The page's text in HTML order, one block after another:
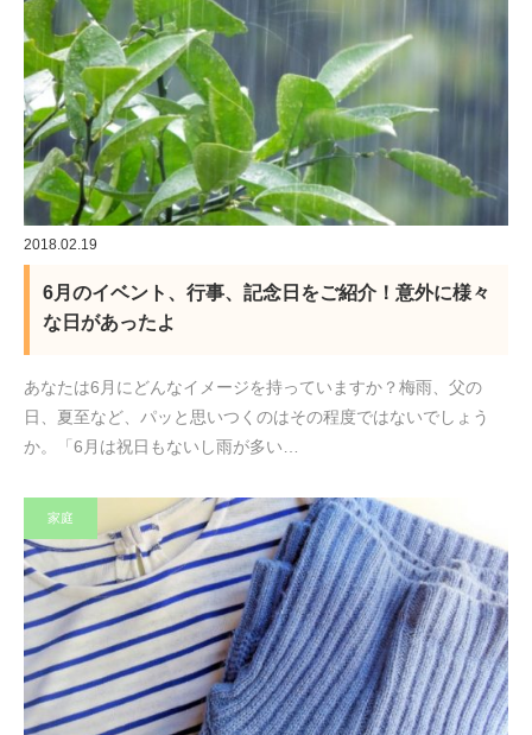
2018.02.19
6月のイベント、行事、記念日をご紹介！意外に様々
な日があったよ
あなたは6月にどんなイメージを持っていますか？梅雨、父の
日、夏至など、パッと思いつくのはその程度ではないでしょう
か。「6月は祝日もないし雨が多い…
家庭